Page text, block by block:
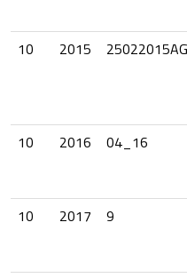
10
2015
10
2016 04_16
10
2017 9